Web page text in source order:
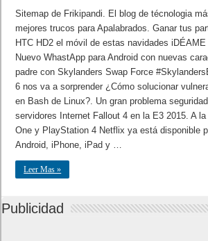
Sitemap de Frikipandi. El blog de técnologia
mejores trucos para Apalabrados. Ganar tus
HTC HD2 el móvil de estas navidades
Nuevo WhastApp para Android con nuevas
padre con Skylanders Swap Force
6 nos va a sorprender ¿Cómo solucionar
en Bash de Linux?. Un gran problema
servidores Internet Fallout 4 en la E3 2015. A
One y PlayStation 4 Netflix ya está disponible
Android, iPhone, iPad y …
Leer Mas »
Publicidad